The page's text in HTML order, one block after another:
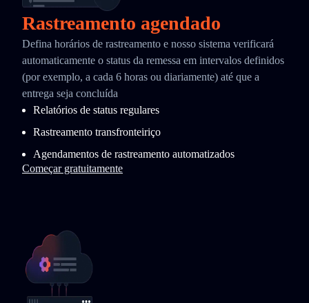
Rastreamento agendado
Defina horários de rastreamento e nosso sistema verificará
automaticamente o status da remessa em intervalos definidos
(por exemplo, a cada 6 horas ou diariamente) até que a
entrega seja concluída
Relatórios de status regulares
Rastreamento transfronteiriço
Agendamentos de rastreamento automatizados
Começar gratuitamente